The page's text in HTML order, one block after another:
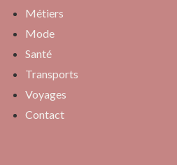
Métiers
Mode
Santé
Transports
Voyages
Contact